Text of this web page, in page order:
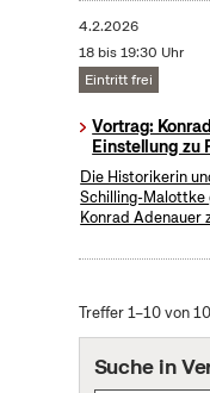
4.2.2026
18 bis 19:30 Uhr
Eintritt frei
Vortrag:
Einstellung zu
Die Historikerin
Schilling-Malottke
Konrad Adenauer
Treffer 1–10 von 10
Suche in